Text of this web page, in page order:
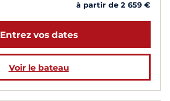
à partir de 2 659 €
Entrez vos dates
Voir le bateau